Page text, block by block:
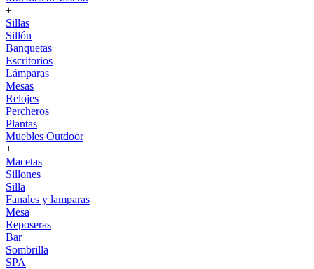
+
Sillas
Sillón
Banquetas
Escritorios
Lámparas
Mesas
Relojes
Percheros
Plantas
Muebles Outdoor
+
Macetas
Sillones
Silla
Fanales y lamparas
Mesa
Reposeras
Bar
Sombrilla
SPA